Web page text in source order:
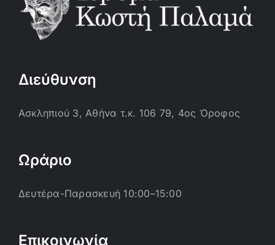
Διεύθυνση
Ασκληπιού 3, Αθήνα τ.κ. 106 79, 4ος Όροφος
Ωράριο
Δευτέρα-Παρασκευή 10:00–15:00
Επικοινωνία